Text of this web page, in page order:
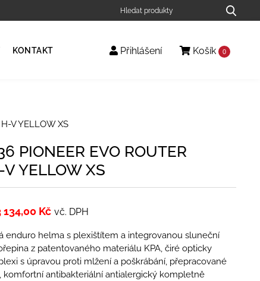
KONTAKT Přihlášení Košík 0
V YELLOW XS
PIONEER EVO ROUTER
YELLOW XS
134,00 Kč vč. DPH
enduro helma s plexištítem a integrovanou sluneční
z patentovaného materiálu KPA, čiré opticky
s úpravou proti mlžení a poškrábání, přepracované
komfortní antibakteriální antialergický kompletně